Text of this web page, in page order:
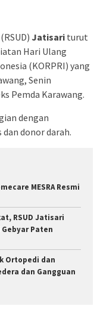
Jatisari turut
Hari Ulang
(KORPRI) yang
Senin
Pemda Karawang.
dengan
donor darah.
MESRA Resmi
RSUD Jatisari
Paten
Ortopedi dan
dan Gangguan